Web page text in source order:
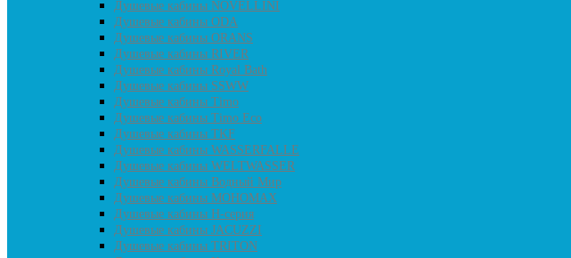
Душевые кабины NOVELLINI
Душевые кабины ODA
Душевые кабины ORANS
Душевые кабины RIVER
Душевые кабины Royal Bath
Душевые кабины SSWW
Душевые кабины Timo
Душевые кабины Timo Eco
Душевые кабины TKF
Душевые кабины WASSERFALLE
Душевые кабины WELTWASSER
Душевые кабины Водный Мир
Душевые кабины МОНОМАХ
Душевые кабины H-серия
Душевые кабины JACUZZI
Душевые кабины TRITON